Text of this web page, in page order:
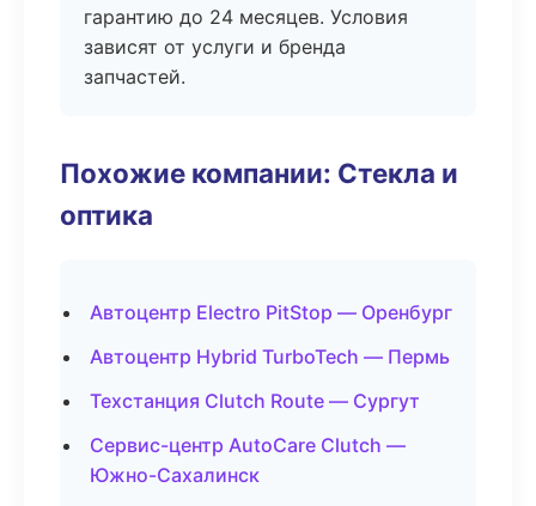
гарантию до 24 месяцев. Условия
зависят от услуги и бренда
запчастей.
Похожие компании: Стекла и
оптика
Автоцентр Electro PitStop — Оренбург
Автоцентр Hybrid TurboTech — Пермь
Техстанция Clutch Route — Сургут
Сервис-центр AutoCare Clutch —
Южно-Сахалинск